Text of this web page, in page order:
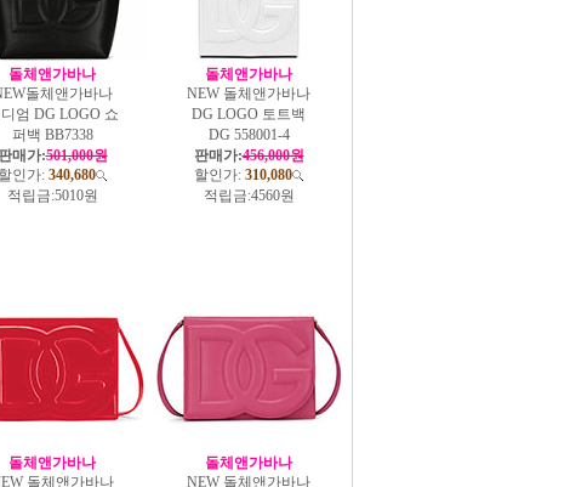
돌체앤가바나
돌체앤가바나
엄 DG LOGO 쇼
퍼백 BB7338
매가:501,000원
할인가: 340,680
적립금:5010원
돌체앤가바나
NEW 돌체앤가바나
DG LOGO 토트백
DG 558001-4
판매가:456,000원
할인가: 310,080
적립금:4560원
돌체앤가바나
돌체앤가바나
돌체앤가바나
NEW 돌체앤가바나